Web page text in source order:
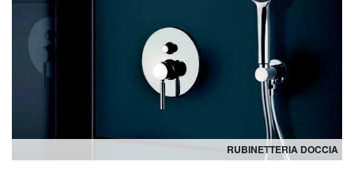
RUBINETTERIA DOCCIA